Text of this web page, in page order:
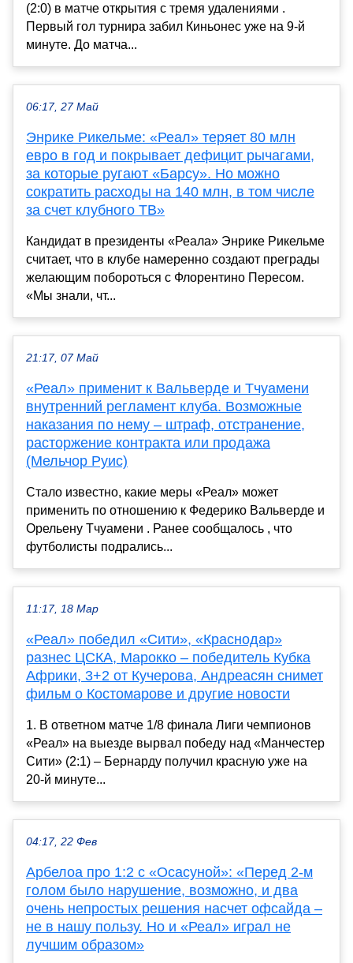
(2:0) в матче открытия с тремя удалениями .
Первый гол турнира забил Киньонес уже на 9-й
минуте. До матча...
06:17, 27 Май
Энрике Рикельме: «Реал» теряет 80 млн
евро в год и покрывает дефицит рычагами,
за которые ругают «Барсу». Но можно
сократить расходы на 140 млн, в том числе
за счет клубного ТВ»
Кандидат в президенты «Реала» Энрике Рикельме
считает, что в клубе намеренно создают преграды
желающим побороться с Флорентино Пересом.
«Мы знали, чт...
21:17, 07 Май
«Реал» применит к Вальверде и Тчуамени
внутренний регламент клуба. Возможные
наказания по нему – штраф, отстранение,
расторжение контракта или продажа
(Мельчор Руис)
Стало известно, какие меры «Реал» может
применить по отношению к Федерико Вальверде и
Орельену Тчуамени . Ранее сообщалось , что
футболисты подрались...
11:17, 18 Мар
«Реал» победил «Сити», «Краснодар»
разнес ЦСКА, Марокко – победитель Кубка
Африки, 3+2 от Кучерова, Андреасян снимет
фильм о Костомарове и другие новости
1. В ответном матче 1/8 финала Лиги чемпионов
«Реал» на выезде вырвал победу над «Манчестер
Сити» (2:1) – Бернарду получил красную уже на
20-й минуте...
04:17, 22 Фев
Арбелоа про 1:2 с «Осасуной»: «Перед 2-м
голом было нарушение, возможно, и два
очень непростых решения насчет офсайда –
не в нашу пользу. Но и «Реал» играл не
лучшим образом»